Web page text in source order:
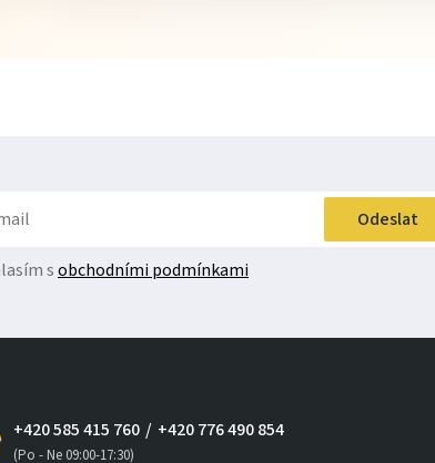
Odeslat
sobchodními podmínkami
+420 585 415 760
(Po - Ne 09:00-17:30)
/ +420 776 490 854